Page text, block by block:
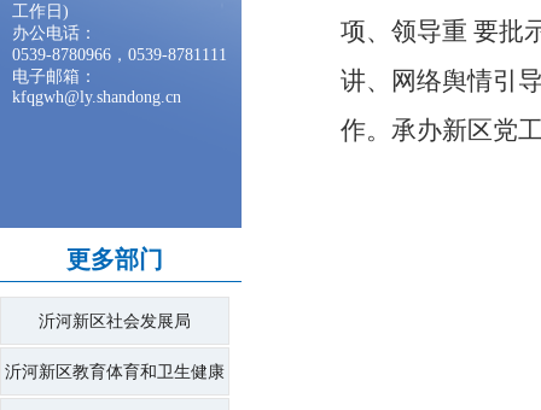
工作日)
办公电话：
0539-8780966，0539-8781111
电子邮箱：
kfqgwh@ly.shandong.cn
更多部门
沂河新区社会发展局
沂河新区教育体育和卫生健康
项、领导重 要批
讲、网络舆情引
作。承办新区党